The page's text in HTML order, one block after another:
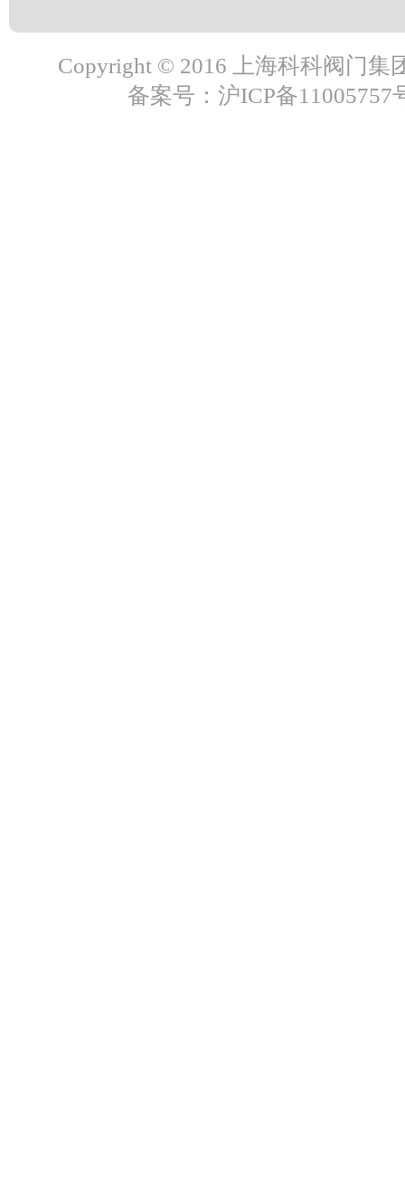
Copyright © 2016 上海科科阀门集
备案号：沪ICP备11005757